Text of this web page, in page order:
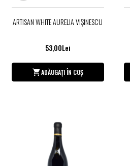
ARTISAN WHITE AURELIA VIŞINESCU
53,00Lei
ADĂUGAȚI ÎN COȘ